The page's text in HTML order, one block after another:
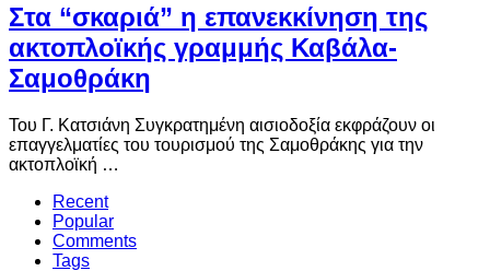
Στα “σκαριά” η επανεκκίνηση της
ακτοπλοϊκής γραμμής Καβάλα-
Σαμοθράκη
Του Γ. Κατσιάνη Συγκρατημένη αισιοδοξία εκφράζουν οι
επαγγελματίες του τουρισμού της Σαμοθράκης για την
ακτοπλοϊκή …
Recent
Popular
Comments
Tags